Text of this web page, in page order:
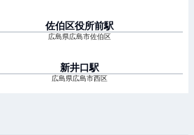
佐伯区役所前駅
広島県広島市佐伯区
新井口駅
広島県広島市西区